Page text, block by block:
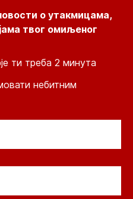
о утакмицама,
твог омиљеног
ти треба 2 минута
небитним